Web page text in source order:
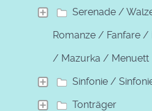
Serenade /
Romanze / Fanfare /
/ Mazurka / Menuett
Sinfonie /
Tonträger